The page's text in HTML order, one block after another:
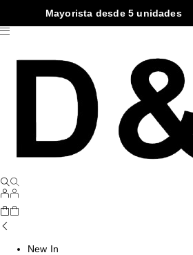
Mayorista desde 5 unidades
New In